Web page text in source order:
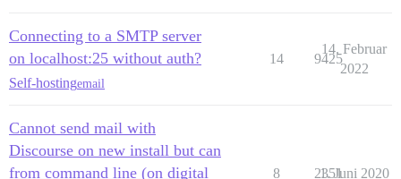
Connecting to a SMTP server
on localhost:25 without auth?
Self-hostingemail
14 9425
14. Februar
2022
Cannot send mail with
Discourse on new install but can
from command line (on digital
8 2351
1. Juni 2020